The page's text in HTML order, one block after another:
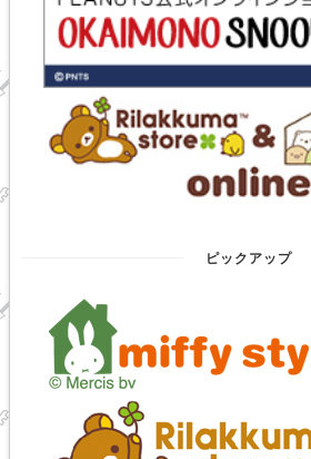
ピックアップ